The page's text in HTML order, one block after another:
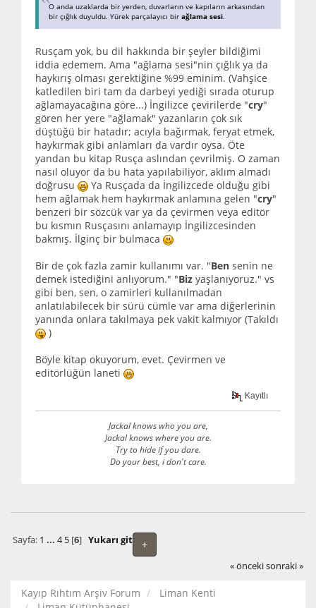
O anda uzaklarda bir yerden, duvarların ve kapıların arkasından
bir çığlık duyuldu. Yürek parçalayıcı bir ağlama sesi.
Rusçam yok, bu dil hakkında bir şeyler bildiğimi
iddia edemem. Ama "ağlama sesi"nin çığlık ya da
haykırış olması gerektiğine %99 eminim. (Vahşice
katledilen biri tam da darbeyi yediği sırada oturup
ağlamayacağına göre...) İngilizce çevirilerde "cry"
gören her yere "ağlamak" yazanların çok sık
düştüğü bir hatadır; acıyla bağırmak, feryat etmek,
haykırmak gibi anlamları da vardır oysa. Öte
yandan bu kitap Rusça aslından çevrilmiş. O zaman
nasıl oluyor da bu hata yapılabiliyor, aklım almadı
doğrusu
Ya Rusçada da İngilizcede olduğu gibi
hem ağlamak hem haykırmak anlamına gelen "cry"
benzeri bir sözcük var ya da çevirmen veya editör
bu kısmın Rusçasını anlamayıp İngilizcesinden
bakmış. İlginç bir bulmaca
Bir de çok fazla zamir kullanımı var. "Ben senin ne
demek istediğini anlıyorum." "Biz yaşlanıyoruz." vs
gibi ben, sen, o zamirleri kullanılmadan
anlatılabilecek bir sürü cümle var ama diğerlerinin
yanında onlara takılmaya pek vakit kalmıyor (Takıldı
)
Böyle kitap okuyorum, evet. Çevirmen ve
editörlüğün laneti
Kayıtlı
Jackal knows who you are,
Jackal knows where you are.
Try to hide if you dare.
Do your best, i don't care.
+
Sayfa: 1 ... 4 5[6] Yukarı git
« önceki sonraki »
Kayıp Rıhtım Arşiv Forum
Liman Kenti